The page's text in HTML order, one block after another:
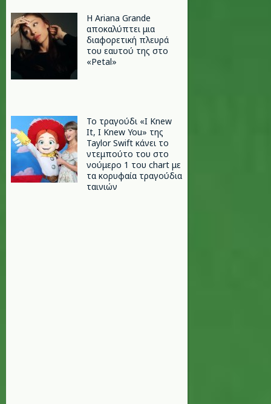
Η Ariana Grande
αποκαλύπτει μια
διαφορετική πλευρά
του εαυτού της στο
«Petal»
Το τραγούδι «I Knew
It, I Knew You» της
Taylor Swift κάνει το
ντεμπούτο του στο
νούμερο 1 του chart με
τα κορυφαία τραγούδια
ταινιών